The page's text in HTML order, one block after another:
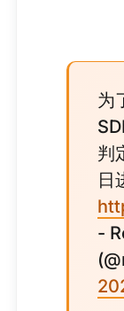
为
判
日
-